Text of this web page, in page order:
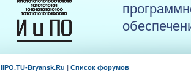
IIPO.TU-Bryansk.Ru | Список форумов